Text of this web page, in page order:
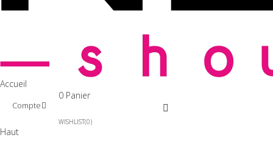
Accueil
Compte
0 Panier
WISHLIST 0
Haut